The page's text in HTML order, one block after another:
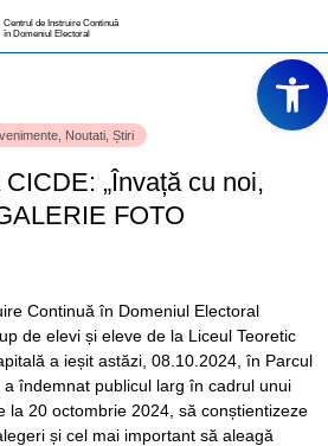
Centrul de Instruire Continuă
în Domeniul Electoral
Noutati Știri
„Învață cu noi,
FOTO
Continuă în Domeniul Electoral
de elevi și eleve de la Liceul Teoretic
a ieșit astăzi, 08.10.2024, în Parcul
îndemnat publicul larg în cadrul unui
la 20 octombrie 2024, să conștientizeze
și cel mai important să aleagă
Deschide